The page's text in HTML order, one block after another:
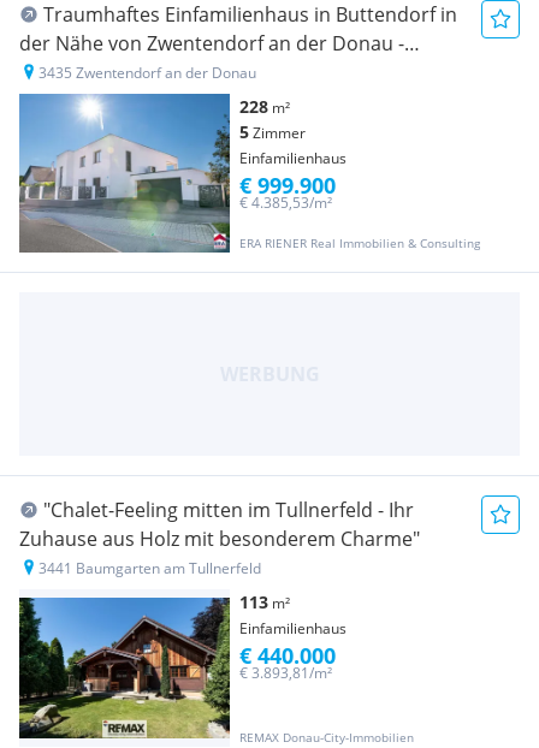
Traumhaftes Einfamilienhaus in Buttendorf in
der Nähe von Zwentendorf an der Donau -
Luxuriöses Wohnen auf 228m²
3435 Zwentendorf an der Donau
228 m²
5Zimmer
Einfamilienhaus
ERA RIENER Real Immobilien & Consulting
€ 4.385,53/m²
€ 999.900
"Chalet-Feeling mitten im Tullnerfeld - Ihr
Zuhause aus Holz mit besonderem Charme"
3441 Baumgarten am Tullnerfeld
113 m²
Einfamilienhaus
REMAX Donau-City-Immobilien
€ 3.893,81/m²
€ 440.000